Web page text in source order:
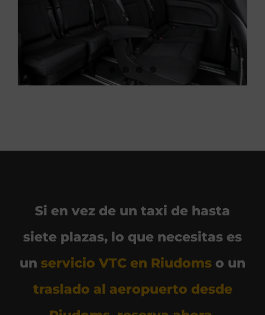
Si en vez de un taxi de hasta
siete plazas, lo que necesitas es
un servicio VTC en Riudoms o un
traslado al aeropuerto desde